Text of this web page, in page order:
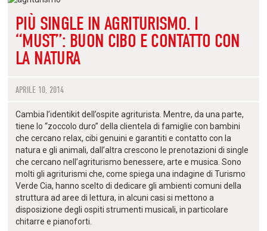
PIÙ SINGLE IN AGRITURISMO. I
“MUST”: BUON CIBO E CONTATTO CON
LA NATURA
APRILE 10, 2014
Cambia l’identikit dell’ospite agriturista. Mentre, da una parte,
tiene lo “zoccolo duro” della clientela di famiglie con bambini
che cercano relax, cibi genuini e garantiti e contatto con la
natura e gli animali, dall’altra crescono le prenotazioni di single
che cercano nell’agriturismo benessere, arte e musica. Sono
molti gli agriturismi che, come spiega una indagine di Turismo
Verde Cia, hanno scelto di dedicare gli ambienti comuni della
struttura ad aree di lettura, in alcuni casi si mettono a
disposizione degli ospiti strumenti musicali, in particolare
chitarre e pianoforti.